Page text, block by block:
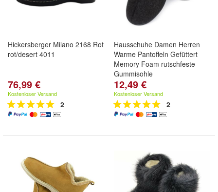
Hickersberger Milano 2168 Rot
rot/desert 4011
76,99 €
Kostenloser Versand
2
Hausschuhe Damen Herren
Warme Pantoffeln Gefüttert
Memory Foam rutschfeste
Gummisohle
12,49 €
Kostenloser Versand
2